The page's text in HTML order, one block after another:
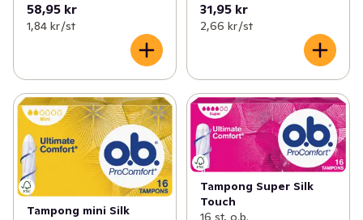
58,95 kr
1,84 kr /st
31,95 kr
2,66 kr /st
Tampong mini Silk
Tampong Super Silk
Touch
16 st, o.b.